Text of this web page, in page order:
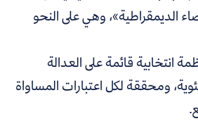
الديمقراطية»، وهي على النحو
انتخابية قائمة على العدالة
ومحققة لكل اعتبارات المساواة